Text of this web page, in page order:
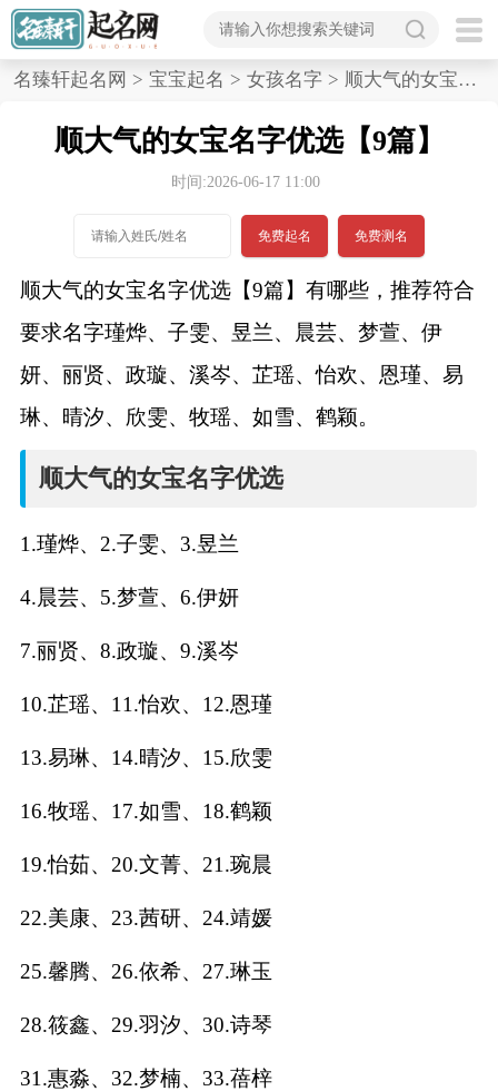
首
名
名
男孩名字打分
女孩名字打分
生
肖
名臻轩起名网 > 宝宝起名 > 女孩名字 > 顺大气的女宝名字优选,9篇
顺大气的女宝名字优选【9篇】
时间:2026-06-17 11:00
免费起名 免费测名
顺大气的女宝名字优选【9篇】有哪些，推荐符合
要求名字瑾烨、子雯、昱兰、晨芸、梦萱、伊
妍、丽贤、政璇、溪岑、芷瑶、怡欢、恩瑾、易
琳、晴汐、欣雯、牧瑶、如雪、鹤颖。
顺大气的女宝名字优选
1.瑾烨、2.子雯、3.昱兰
4.晨芸、5.梦萱、6.伊妍
7.丽贤、8.政璇、9.溪岑
10.芷瑶、11.怡欢、12.恩瑾
13.易琳、14.晴汐、15.欣雯
16.牧瑶、17.如雪、18.鹤颖
19.怡茹、20.文菁、21.琬晨
22.美康、23.茜研、24.靖媛
25.馨腾、26.依希、27.琳玉
28.筱鑫、29.羽汐、30.诗琴
31.惠淼、32.梦楠、33.蓓梓